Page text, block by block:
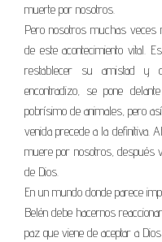
muerte por nosotros.
Pero nosotros muchas veces
de este acontecimiento vital.
restablecer su amistad y
encontradizo, se pone
pobrísimo de animales, pero
venida precede a la definitiva.
muere por nosotros, después
de Dios.
En un mundo donde parece
Belén debe hacernos
paz que viene de aceptar a